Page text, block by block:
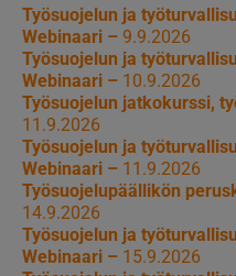
Työsuojelun ja
Webinaari – 9.9.2026
Työsuojelun ja
Webinaari – 10.9.2026
Työsuojelun jatkokurssi,
11.9.2026
Työsuojelun ja
Webinaari – 11.9.2026
Työsuojelupäällikön
14.9.2026
Työsuojelun ja
Webinaari – 15.9.2026